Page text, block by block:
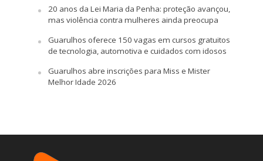
20 anos da Lei Maria da Penha: proteção avançou,
mas violência contra mulheres ainda preocupa
Guarulhos oferece 150 vagas em cursos gratuitos
de tecnologia, automotiva e cuidados com idosos
Guarulhos abre inscrições para Miss e Mister
Melhor Idade 2026